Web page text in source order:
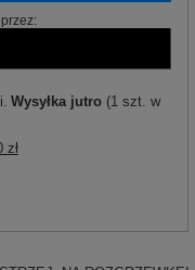
Wysyłka jutro (1 szt. w
zł